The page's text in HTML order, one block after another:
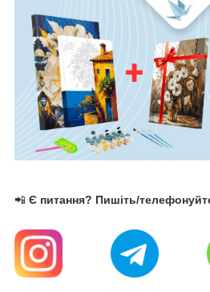
📲 Є питання? Пишіть/